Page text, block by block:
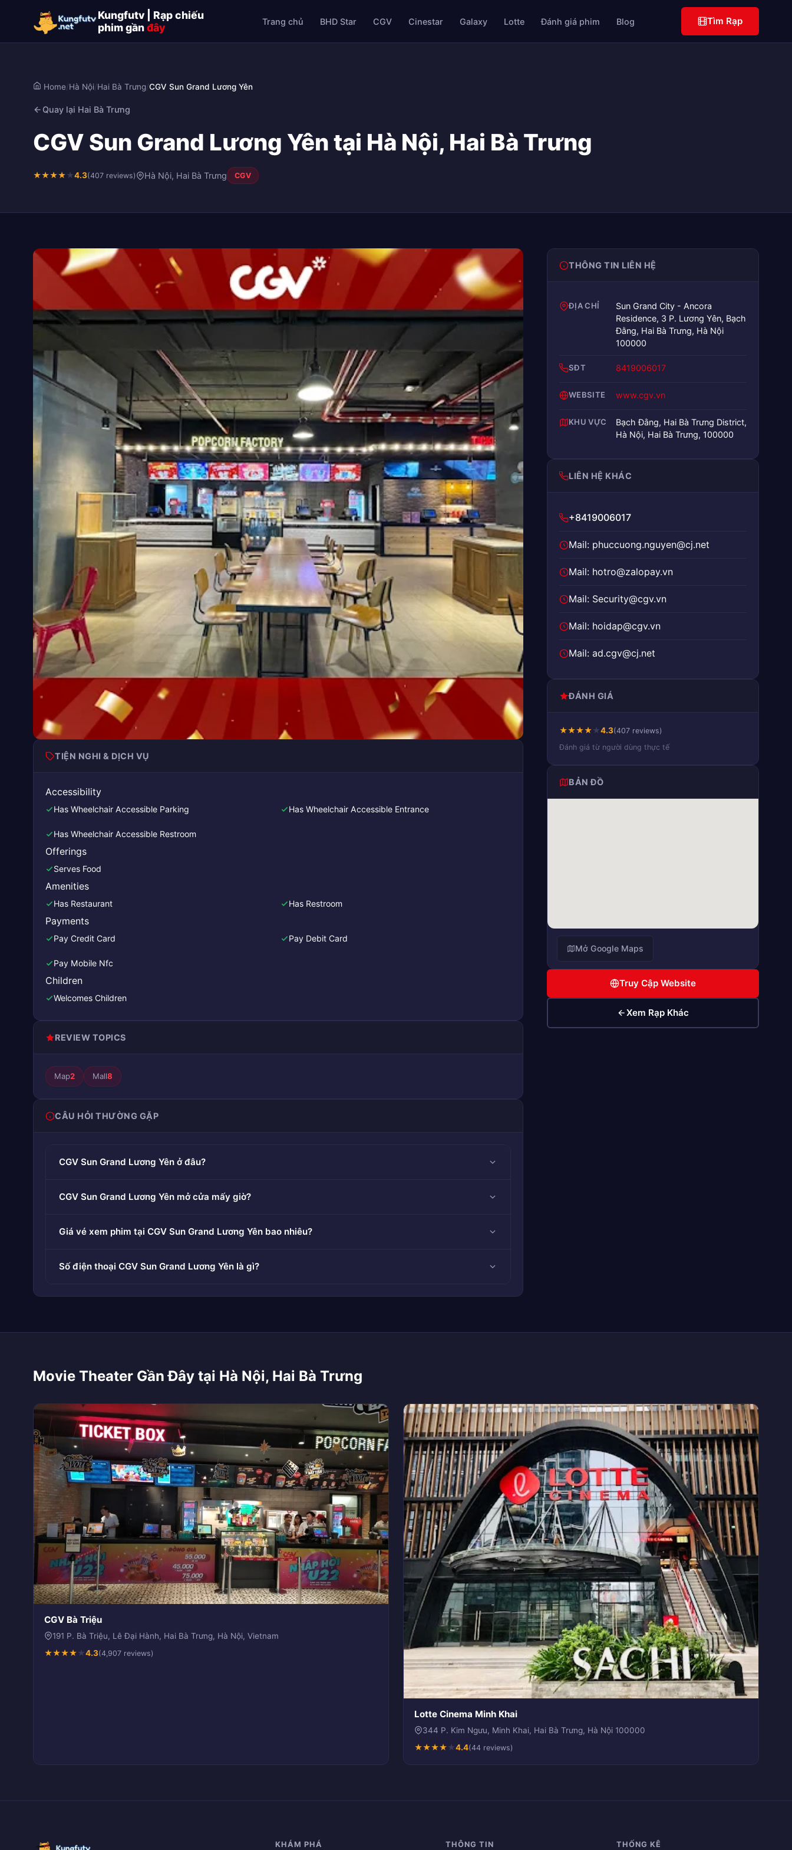
Kungfutv | Rạp chiếu
phim gầnđây Trang chủ BHD Star CGV Cinestar Galaxy Lotte Đánh giá phim Blog Tìm Rạp
Home/Hà Nội/Hai Bà Trưng/CGV Sun Grand Lương Yên
Quay lại Hai Bà Trưng
CGV Sun Grand Lương Yên tại Hà Nội, Hai Bà Trưng
★★★★★4.3(407 reviews) Hà Nội, Hai Bà Trưng CGV
TIỆN NGHI & DỊCH VỤ
Accessibility
Has Wheelchair Accessible Parking Has Wheelchair Accessible Entrance
Has Wheelchair Accessible Restroom
Offerings
Serves Food
Amenities
Has Restaurant Has Restroom
Payments
Pay Credit Card Pay Debit Card
Pay Mobile Nfc
Children
Welcomes Children
REVIEW TOPICS
Map2 Mall8
CÂU HỎI THƯỜNG GẶP
CGV Sun Grand Lương Yên ở đâu?
CGV Sun Grand Lương Yên mở cửa mấy giờ?
Giá vé xem phim tại CGV Sun Grand Lương Yên bao nhiêu?
Số điện thoại CGV Sun Grand Lương Yên là gì?
THÔNG TIN LIÊN HỆ
ĐỊA CHỈ
Sun Grand City - Ancora
Residence, 3 P. Lương Yên, Bạch
Đằng, Hai Bà Trưng, Hà Nội
100000
SĐT 8419006017
WEBSITE www.cgv.vn
KHU VỰC
Bạch Đằng, Hai Bà Trưng District,
Hà Nội, Hai Bà Trưng, 100000
LIÊN HỆ KHÁC
+8419006017
Mail: phuccuong.nguyen@cj.net
Mail: hotro@zalopay.vn
Mail: Security@cgv.vn
Mail: hoidap@cgv.vn
Mail: ad.cgv@cj.net
ĐÁNH GIÁ
★★★★★4.3(407 reviews)
Đánh giá từ người dùng thực tế
BẢN ĐỒ
Mở Google Maps
Truy Cập Website
Xem Rạp Khác
Movie Theater Gần Đây tại Hà Nội, Hai Bà Trưng
CGV Bà Triệu
191 P. Bà Triệu, Lê Đại Hành, Hai Bà Trưng, Hà Nội, Vietnam
★★★★★4.3(4,907 reviews)
Lotte Cinema Minh Khai
344 P. Kim Ngưu, Minh Khai, Hai Bà Trưng, Hà Nội 100000
★★★★★4.4(44 reviews)
KHÁM PHÁ THÔNG TIN THỐNG KÊ